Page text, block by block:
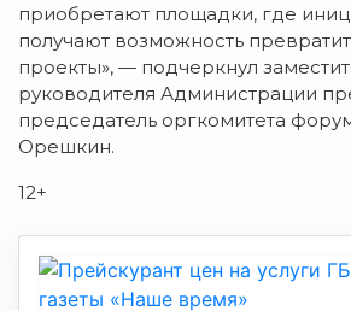
приобретают площадки, где
получают возможность
проекты», — подчеркнул
руководителя Администрации
председатель оргкомитета
Орешкин.
12+